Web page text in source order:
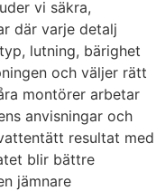
vi säkra,
där varje detalj
lutning, bärighet
och väljer rätt
montörer arbetar
anvisningar och
resultat med
blir bättre
jämnare